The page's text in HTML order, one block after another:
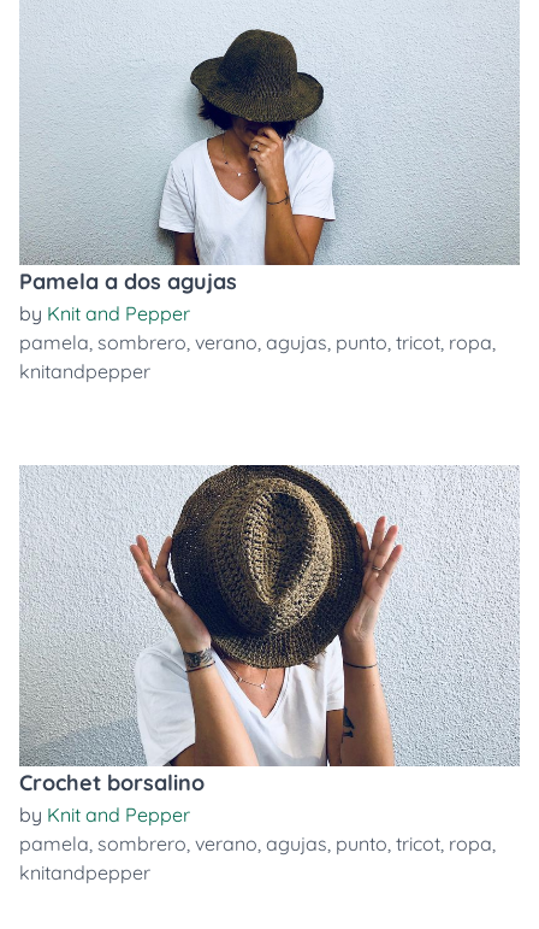
Pamela a dos agujas
by Knit and Pepper
pamela, sombrero, verano, agujas, punto, tricot, ropa,
knitandpepper
Crochet borsalino
by Knit and Pepper
pamela, sombrero, verano, agujas, punto, tricot, ropa,
knitandpepper